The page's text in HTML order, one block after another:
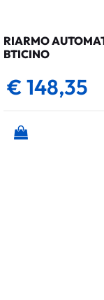
RIARMO
BTICINO
€ 148,35
Quantità